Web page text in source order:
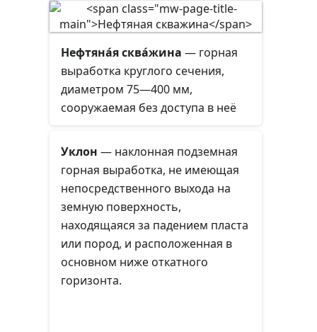
Нефтяна́я сква́жина — горная
выработка круглого сечения,
диаметром 75—400 мм,
сооружаемая без доступа в неё
добычи, либо разведки нефти и
попутного газа.
Уклон — наклонная подземная
горная выработка, не имеющая
непосредственного выхода на
земную поверхность,
находящаяся за падением пласта
или пород, и расположенная в
основном ниже откатного
горизонта.